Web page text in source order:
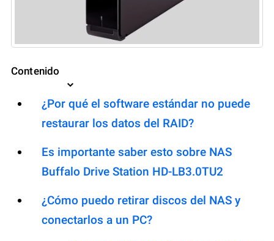
Contenido
¿Por qué el software estándar no puede
restaurar los datos del RAID?
Es importante saber esto sobre NAS
Buffalo Drive Station HD-LB3.0TU2
¿Cómo puedo retirar discos del NAS y
conectarlos a un PC?